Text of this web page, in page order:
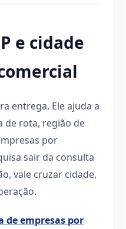
e cidade
entrega. Ele ajuda a
de rota, região de
por
sair da consulta
vale cruzar cidade,
de empresas por